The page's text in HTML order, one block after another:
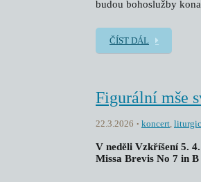
budou bohoslužby
ČÍST DÁL
Figurální mše
22.3.2026 koncert,
V neděli Vzkříšení 5. 4.
Missa Brevis No 7 in B